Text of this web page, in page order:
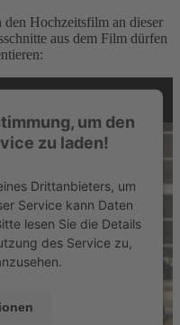
Hochzeitsfilm an dieser
aus dem Film dürfen
um den
zu laden!
Drittanbieters, um
Service kann Daten
lesen Sie die Details
des Service zu,